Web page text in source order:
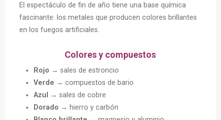
El espectáculo de fin de año tiene una base química
fascinante: los metales que producen colores brillantes
en los fuegos artificiales.
Colores y compuestos
Rojo → sales de estroncio
Verde → compuestos de bario
Azul
→ sales de cobre
Dorado → hierro y carbón